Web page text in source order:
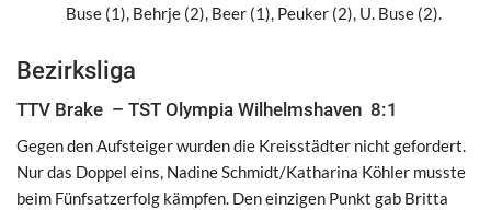
Buse (1), Behrje (2), Beer (1), Peuker (2), U. Buse (2).
Bezirksliga
TTV Brake – TST Olympia Wilhelmshaven 8:1
Gegen den Aufsteiger wurden die Kreisstädter nicht gefordert.
Nur das Doppel eins, Nadine Schmidt/Katharina Köhler musste
beim Fünfsatzerfolg kämpfen. Den einzigen Punkt gab Britta